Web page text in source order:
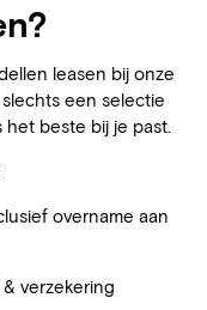
leasen bij onze
een selectie
het beste bij je past.
overname aan
verzekering